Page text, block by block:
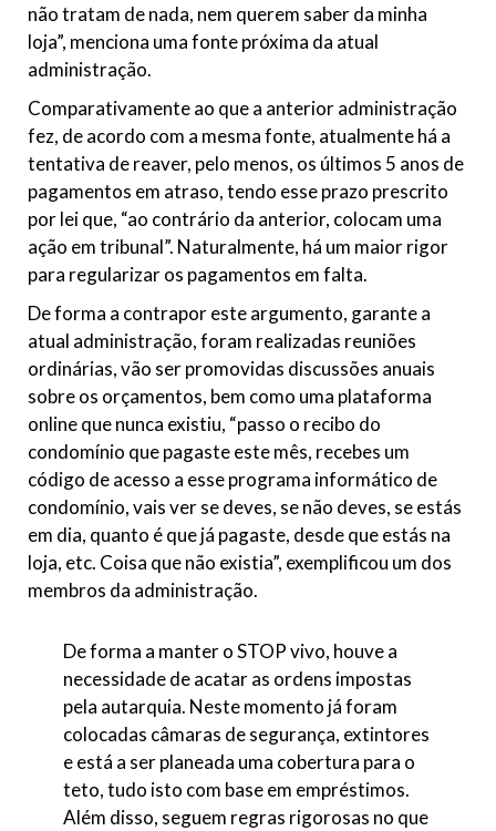
não tratam de nada, nem querem saber da minha
loja”, menciona uma fonte próxima da atual
administração.
Comparativamente ao que a anterior administração
fez, de acordo com a mesma fonte, atualmente há a
tentativa de reaver, pelo menos, os últimos 5 anos de
pagamentos em atraso, tendo esse prazo prescrito
por lei que, “ao contrário da anterior, colocam uma
ação em tribunal”. Naturalmente, há um maior rigor
para regularizar os pagamentos em falta.
De forma a contrapor este argumento, garante a
atual administração, foram realizadas reuniões
ordinárias, vão ser promovidas discussões anuais
sobre os orçamentos, bem como uma plataforma
online que nunca existiu, “passo o recibo do
condomínio que pagaste este mês, recebes um
código de acesso a esse programa informático de
condomínio, vais ver se deves, se não deves, se estás
em dia, quanto é que já pagaste, desde que estás na
loja, etc. Coisa que não existia”, exemplificou um dos
membros da administração.
De forma a manter o STOP vivo, houve a
necessidade de acatar as ordens impostas
pela autarquia. Neste momento já foram
colocadas câmaras de segurança, extintores
e está a ser planeada uma cobertura para o
teto, tudo isto com base em empréstimos.
Além disso, seguem regras rigorosas no que